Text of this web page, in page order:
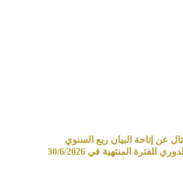
عن إتاحة البيان ربع السنوي